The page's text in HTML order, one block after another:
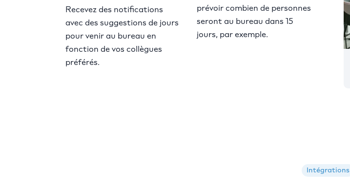
Recevez des notifications
avec des suggestions de jours
pour venir au bureau en
fonction de vos collègues
préférés.
prévoir combien de personnes
seront au bureau dans 15
jours, par exemple.
Intégrations